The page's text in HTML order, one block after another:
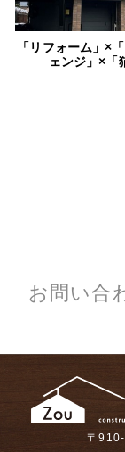
「リフォーム」×
ェンジ」×「
お問い合
〒